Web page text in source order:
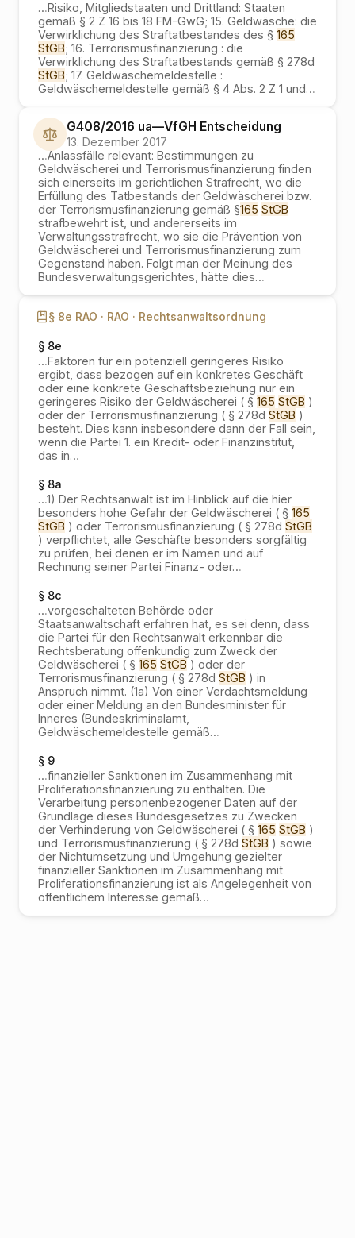
…Risiko, Mitgliedstaaten und Drittland: Staaten
gemäß § 2 Z 16 bis 18 FM-GwG; 15. Geldwäsche: die
Verwirklichung des Straftatbestandes des § 165
StGB; 16. Terrorismusfinanzierung : die
Verwirklichung des Straftatbestands gemäß § 278d
StGB; 17. Geldwäschemeldestelle :
Geldwäschemeldestelle gemäß § 4 Abs. 2 Z 1 und…
G408/2016 ua—VfGH Entscheidung
13. Dezember 2017
…Anlassfälle relevant: Bestimmungen zu
Geldwäscherei und Terrorismusfinanzierung finden
sich einerseits im gerichtlichen Strafrecht, wo die
Erfüllung des Tatbestands der Geldwäscherei bzw.
der Terrorismusfinanzierung gemäß §165 StGB
strafbewehrt ist, und andererseits im
Verwaltungsstrafrecht, wo sie die Prävention von
Geldwäscherei und Terrorismusfinanzierung zum
Gegenstand haben. Folgt man der Meinung des
Bundesverwaltungsgerichtes, hätte dies…
§ 8e RAO · RAO · Rechtsanwaltsordnung
§ 8e
…Faktoren für ein potenziell geringeres Risiko
ergibt, dass bezogen auf ein konkretes Geschäft
oder eine konkrete Geschäftsbeziehung nur ein
geringeres Risiko der Geldwäscherei ( § 165 StGB )
oder der Terrorismusfinanzierung ( § 278d StGB )
besteht. Dies kann insbesondere dann der Fall sein,
wenn die Partei 1. ein Kredit- oder Finanzinstitut,
das in…
§ 8a
…1) Der Rechtsanwalt ist im Hinblick auf die hier
besonders hohe Gefahr der Geldwäscherei ( § 165
StGB ) oder Terrorismusfinanzierung ( § 278d StGB
) verpflichtet, alle Geschäfte besonders sorgfältig
zu prüfen, bei denen er im Namen und auf
Rechnung seiner Partei Finanz- oder…
§ 8c
…vorgeschalteten Behörde oder
Staatsanwaltschaft erfahren hat, es sei denn, dass
die Partei für den Rechtsanwalt erkennbar die
Rechtsberatung offenkundig zum Zweck der
Geldwäscherei ( § 165 StGB ) oder der
Terrorismusfinanzierung ( § 278d StGB ) in
Anspruch nimmt. (1a) Von einer Verdachtsmeldung
oder einer Meldung an den Bundesminister für
Inneres (Bundeskriminalamt,
Geldwäschemeldestelle gemäß…
§ 9
…finanzieller Sanktionen im Zusammenhang mit
Proliferationsfinanzierung zu enthalten. Die
Verarbeitung personenbezogener Daten auf der
Grundlage dieses Bundesgesetzes zu Zwecken
der Verhinderung von Geldwäscherei ( § 165 StGB )
und Terrorismusfinanzierung ( § 278d StGB ) sowie
der Nichtumsetzung und Umgehung gezielter
finanzieller Sanktionen im Zusammenhang mit
Proliferationsfinanzierung ist als Angelegenheit von
öffentlichem Interesse gemäß…